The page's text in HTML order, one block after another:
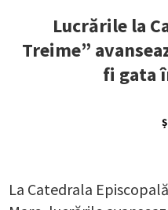
Lucrările la
Treime”
fi gata
La Catedrala